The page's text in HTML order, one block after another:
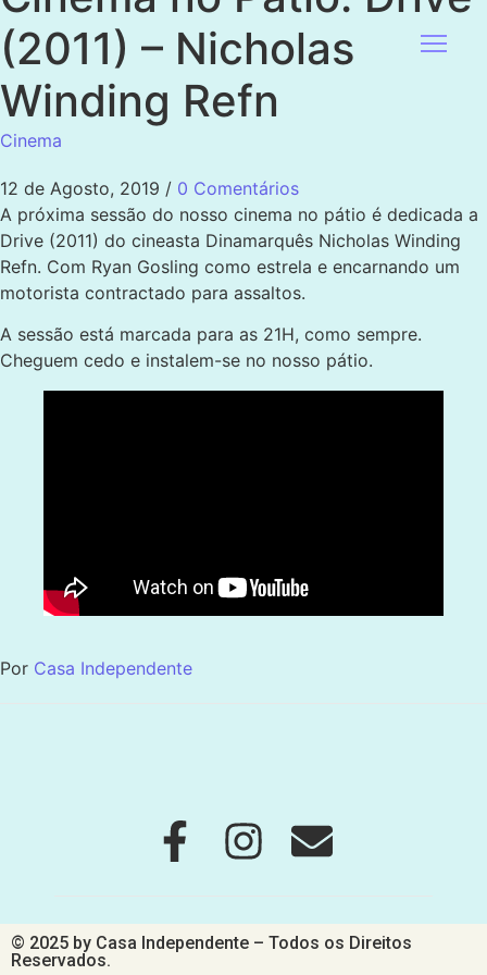
(2011) – Nicholas
Winding Refn
Cinema
12 de Agosto, 2019 / 0 Comentários
A próxima sessão do nosso cinema no pátio é dedicada a
Drive (2011) do cineasta Dinamarquês Nicholas Winding
Refn. Com Ryan Gosling como estrela e encarnando um
motorista contractado para assaltos.
A sessão está marcada para as 21H, como sempre.
Cheguem cedo e instalem-se no nosso pátio.
Por Casa Independente
© 2025 by Casa Independente – Todos os Direitos
Reservados.